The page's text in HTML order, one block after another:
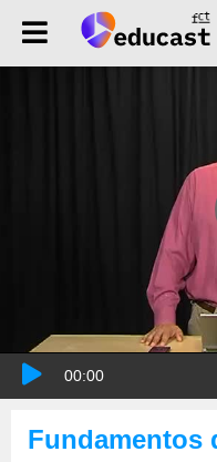
00:00
Fundamentos